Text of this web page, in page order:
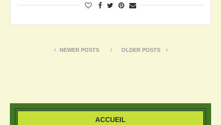
NEWER POSTS OLDER POSTS
ACCUEIL